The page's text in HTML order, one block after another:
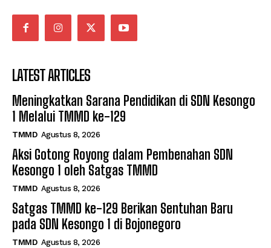
LATEST ARTICLES
Meningkatkan Sarana Pendidikan di SDN Kesongo
1 Melalui TMMD ke-129
TMMD Agustus 8, 2026
Aksi Gotong Royong dalam Pembenahan SDN
Kesongo 1 oleh Satgas TMMD
TMMD Agustus 8, 2026
Satgas TMMD ke-129 Berikan Sentuhan Baru
pada SDN Kesongo 1 di Bojonegoro
TMMD Agustus 8, 2026